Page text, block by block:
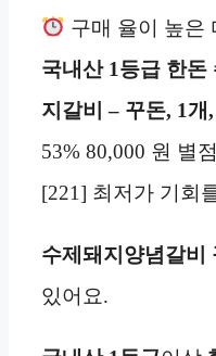
구매 율이 높은
국내산 1등급 한돈
지갈비 – 꾸돈, 1개
53% 80,000 원 별
[221] 최저가 기회
수제 돼지 양념 갈비
있어요.